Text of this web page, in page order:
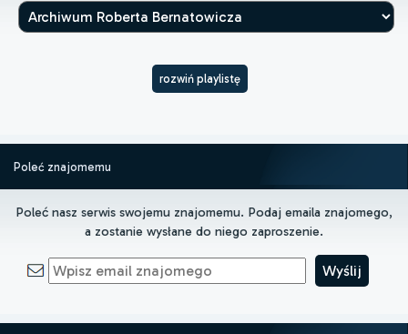
rozwiń playlistę
Poleć znajomemu
Poleć nasz serwis swojemu znajomemu. Podaj emaila znajomego,
a zostanie wysłane do niego zaproszenie.